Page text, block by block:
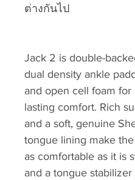
ต่างกันไป
Jack 2 is double-
dual density ankle
and open cell foam for
lasting comfort. Rich
and a soft, genuine
tongue lining make
as comfortable as it is
and a tongue stabilizer